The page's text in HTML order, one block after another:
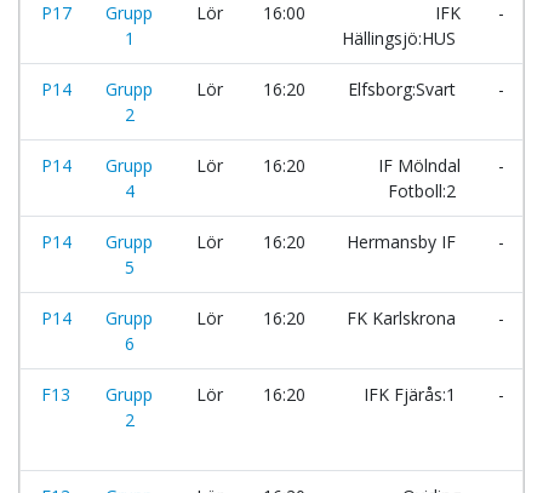
P17
Grupp
1
Lör 16:00
IFK
Hällingsjö:HUS
-
P14
Grupp
2
Lör 16:20 Elfsborg:Svart -
P14
Grupp
4
Lör 16:20
IF Mölndal
Fotboll:2
-
P14
Grupp
5
Lör 16:20 Hermansby IF -
P14
Grupp
6
Lör 16:20 FK Karlskrona -
F13
Grupp
2
Lör 16:20 IFK Fjärås:1 -